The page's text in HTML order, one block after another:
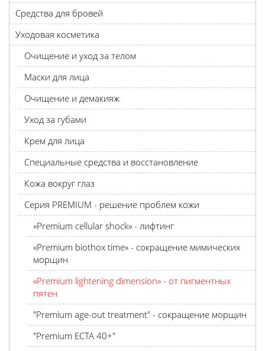
Средства для бровей
Уходовая косметика
Очищение и уход за телом
Маски для лица
Очищение и демакияж
Уход за губами
Крем для лица
Специальные средства и восстановление
Кожа вокруг глаз
Серия PREMIUM - решение проблем кожи
«Premium cellular shock» - лифтинг
«Premium biothox time» - сокращение мимических
морщин
«Premium lightening dimension» - от пигментных
пятен
"Premium age-out treatment" - сокращение морщин
"Premium ECTA 40+"